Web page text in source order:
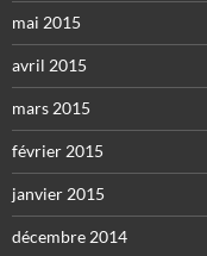
mai 2015
avril 2015
mars 2015
février 2015
janvier 2015
décembre 2014